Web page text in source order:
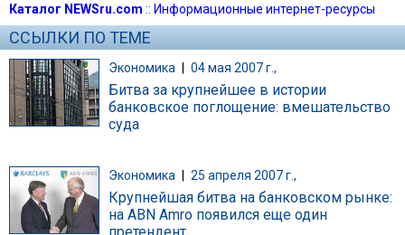
Каталог NEWSru.com :: Информационные интернет-ресурсы
ССЫЛКИ ПО ТЕМЕ
Экономика | 04 мая 2007 г.,
Битва за крупнейшее в истории
банковское поглощение: вмешательство
суда
Экономика 25 апреля 2007 г.,
Крупнейшая битва на банковском рынке:
на ABN Amro появился еще один